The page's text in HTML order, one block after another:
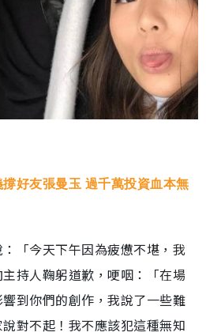
好友張曼玉 過千萬投資血本無
「今天下午因為疲憊不堪，我
持人鞠躬道歉，哽咽：「在場
到你們的創作，我說了一些難
對不起！我不應該犯這種無知